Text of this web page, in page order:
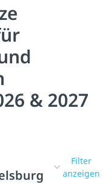
& 2027
Filter
anzeigen